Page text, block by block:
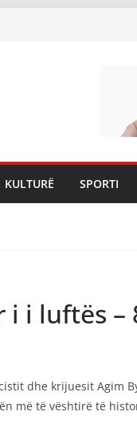
KULTURË SPORTI
i i luftës
dhe krijuesit Agim
më të vështirë të